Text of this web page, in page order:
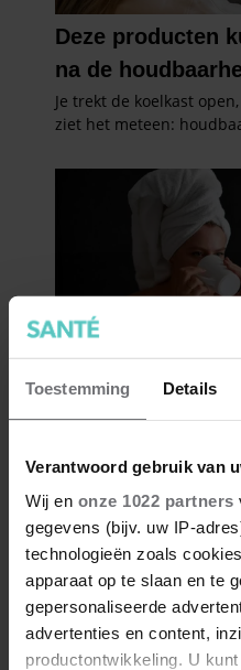
Toestemming Details
Verantwoord gebruik van
Wij en onze 1022 partners
gegevens (bijv. uw IP-
technologieën zoals
apparaat op te slaan en te
gepersonaliseerde
advertenties en content,
productontwikkeling. U